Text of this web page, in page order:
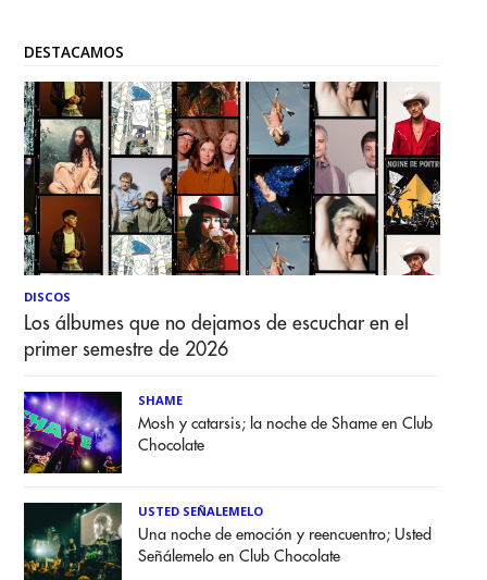
DESTACAMOS
DISCOS
Los álbumes que no dejamos de escuchar en el
primer semestre de 2026
SHAME
Mosh y catarsis; la noche de Shame en Club
Chocolate
USTED SEÑALEMELO
Una noche de emoción y reencuentro; Usted
Señálemelo en Club Chocolate